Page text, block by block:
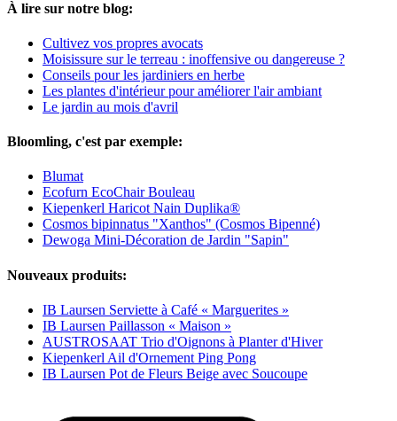
À lire sur notre blog:
Cultivez vos propres avocats
Moisissure sur le terreau : inoffensive ou dangereuse ?
Conseils pour les jardiniers en herbe
Les plantes d'intérieur pour améliorer l'air ambiant
Le jardin au mois d'avril
Bloomling, c'est par exemple:
Blumat
Ecofurn EcoChair Bouleau
Kiepenkerl Haricot Nain Duplika®
Cosmos bipinnatus "Xanthos" (Cosmos Bipenné)
Dewoga Mini-Décoration de Jardin "Sapin"
Nouveaux produits:
IB Laursen Serviette à Café « Marguerites »
IB Laursen Paillasson « Maison »
AUSTROSAAT Trio d'Oignons à Planter d'Hiver
Kiepenkerl Ail d'Ornement Ping Pong
IB Laursen Pot de Fleurs Beige avec Soucoupe